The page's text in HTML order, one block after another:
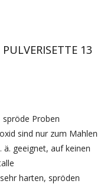
13
spröde Proben
sind nur zum Mahlen
geeignet, auf keinen
harten, spröden